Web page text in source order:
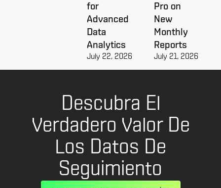
for
Advanced
Data
Analytics
July 22, 2026
Pro on
New
Monthly
Reports
July 21, 2026
Descubra El
Verdadero Valor De
Los Datos De
Seguimiento